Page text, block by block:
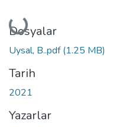
Yükleniyor...
Dosyalar
Uysal, B..pdf(1.25 MB)
Tarih
2021
Yazarlar